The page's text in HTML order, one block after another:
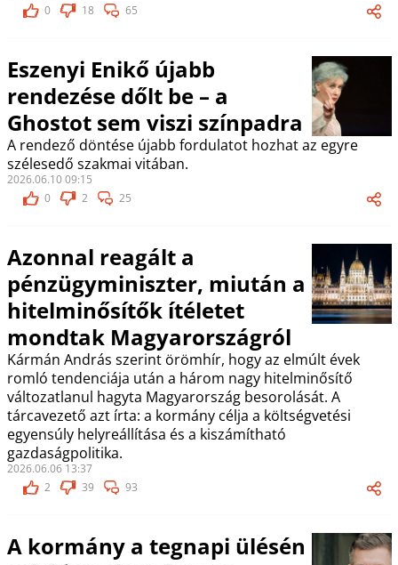
0
18 65
Eszenyi Enikő újabb
rendezése dőlt be – a
Ghostot sem viszi színpadra
A rendező döntése újabb fordulatot hozhat az egyre
szélesedő szakmai vitában.
2026.06.10 09:15
0
2 25
Azonnal reagált a
pénzügyminiszter, miután a
hitelminősítők ítéletet
mondtak Magyarországról
Kármán András szerint örömhír, hogy az elmúlt évek
romló tendenciája után a három nagy hitelminősítő
változatlanul hagyta Magyarország besorolását. A
tárcavezető azt írta: a kormány célja a költségvetési
egyensúly helyreállítása és a kiszámítható
gazdaságpolitika.
2026.06.06 13:37
2
39 93
A kormány a tegnapi ülésén